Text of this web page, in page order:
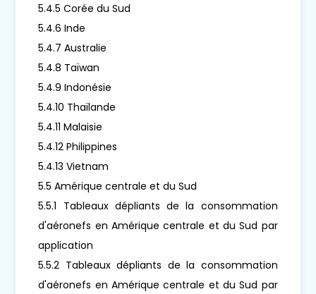
5.4.5 Corée du Sud
5.4.6 Inde
5.4.7 Australie
5.4.8 Taïwan
5.4.9 Indonésie
5.4.10 Thaïlande
5.4.11 Malaisie
5.4.12 Philippines
5.4.13 Vietnam
5.5 Amérique centrale et du Sud
5.5.1 Tableaux dépliants de la consommation
d'aéronefs en Amérique centrale et du Sud par
application
5.5.2 Tableaux dépliants de la consommation
d'aéronefs en Amérique centrale et du Sud par